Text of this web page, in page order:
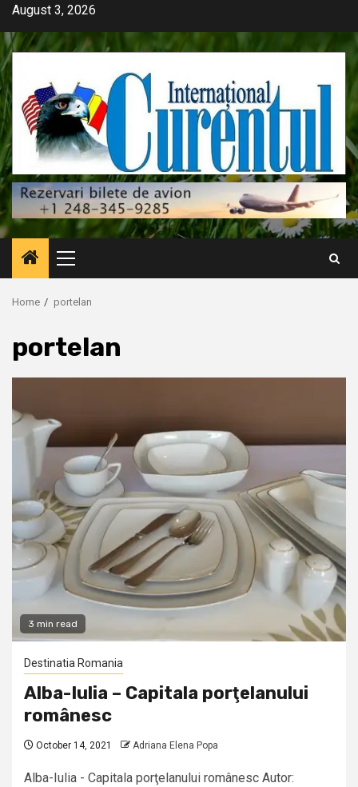
Skip
content
August 3, 2026
Primary
Menu
Home portelan
portelan
3 min read
Destinatia Romania
Alba-Iulia – Capitala porţelanului
românesc
October 14, 2021 Adriana Elena Popa
Alba-Iulia - Capitala porţelanului românesc Autor: